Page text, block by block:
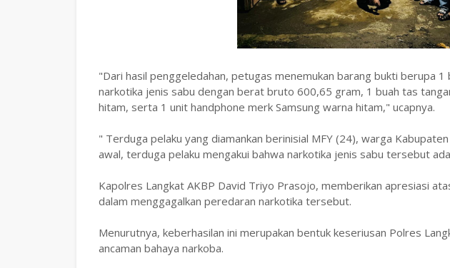
"Dari hasil penggeledahan, petugas menemukan barang bukti berupa
narkotika jenis sabu dengan berat bruto 600,65 gram, 1 buah tas
hitam, serta 1 unit handphone merk Samsung warna hitam," ucapnya.
" Terduga pelaku yang diamankan berinisial MFY (24), warga
awal, terduga pelaku mengakui bahwa narkotika jenis sabu tersebut
Kapolres Langkat AKBP David Triyo Prasojo, memberikan apresiasi
dalam menggagalkan peredaran narkotika tersebut.
Menurutnya, keberhasilan ini merupakan bentuk keseriusan Polres
ancaman bahaya narkoba.